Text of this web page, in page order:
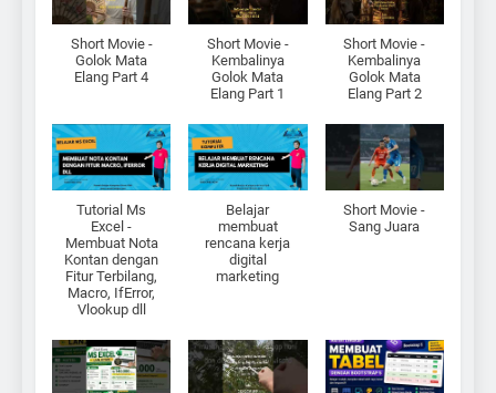
Short Movie -
Golok Mata
Elang Part 4
Short Movie -
Kembalinya
Golok Mata
Elang Part 1
Short Movie -
Kembalinya
Golok Mata
Elang Part 2
Tutorial Ms
Excel -
Membuat Nota
Kontan dengan
Fitur Terbilang,
Macro, IfError,
Vlookup dll
Belajar
membuat
rencana kerja
digital
marketing
Short Movie -
Sang Juara